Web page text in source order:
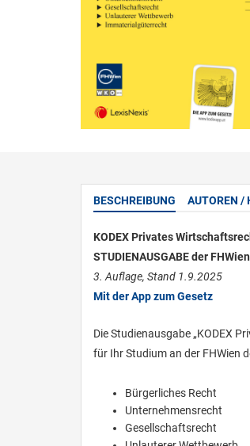
BESCHREIBUNG AUTOREN /
KODEX Privates
STUDIENAUSGABE der
3. Auflage, Stand 1.9.2025
Mit der App zum Gesetz
Die Studienausgabe „KODEX
für Ihr Studium an der FHWien
Bürgerliches Recht
Unternehmensrecht
Gesellschaftsrecht